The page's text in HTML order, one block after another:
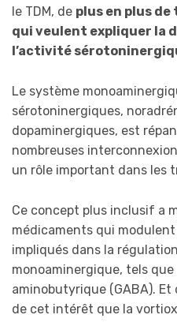
le TDM, de plus en plus
qui veulent expliquer la
l’activité
Le système
sérotoninergiques,
dopaminergiques, est
nombreuses
un rôle important dans les
Ce concept plus inclusif a
médicaments qui
impliqués dans la
monoaminergique, tels
aminobutyrique (GABA).
de cet intérêt que la